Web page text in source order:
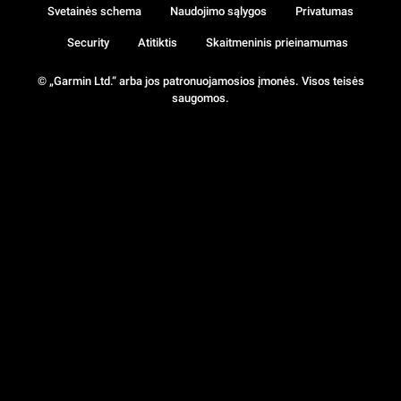
© „Garmin Ltd.“ arba jos patronuojamosios įmonės. Visos teisės
saugomos.
Svetainės schema Naudojimo sąlygos Privatumas
Security Atitiktis Skaitmeninis prieinamumas